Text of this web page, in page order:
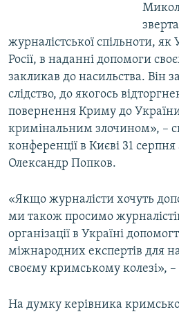
Усі сайти RFE/RL
журналістської спільноти, як
Росії, в наданні допомоги
закликав до насильства. Він
слідство, до якогось
повернення Криму до
кримінальним злочином», –
конференції в Києві 31
Олександр Попков.
«Якщо журналісти хочуть
ми також просимо
організації в Україні
міжнародних експертів для
своєму кримському колезі», –
На думку керівника